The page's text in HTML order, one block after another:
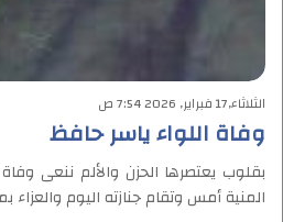
الثلاثاء,17 فبراير, 2026 7:54 ص
وفاة اللواء ياسر حافظ
بقلوب يعتصرها الحزن والألم ننعى
المنية أمس وتقام جنازته اليوم